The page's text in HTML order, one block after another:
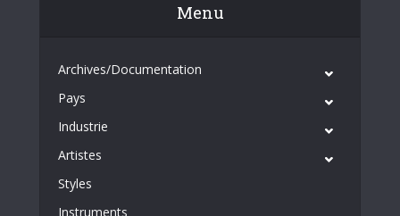
Menu
Archives/Documentation
Pays
Industrie
Artistes
Styles
Instruments